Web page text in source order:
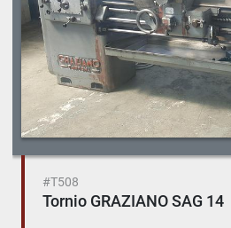
#T508
Tornio GRAZIANO SAG 14